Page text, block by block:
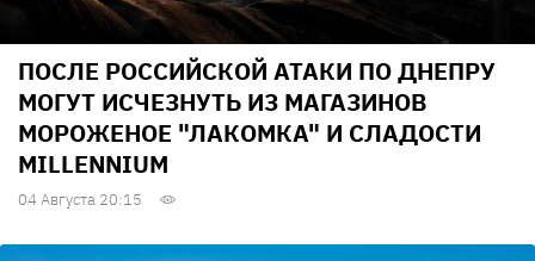
ПОСЛЕ РОССИЙСКОЙ АТАКИ ПО ДНЕПРУ
МОГУТ ИСЧЕЗНУТЬ ИЗ МАГАЗИНОВ
МОРОЖЕНОЕ "ЛАКОМКА" И СЛАДОСТИ
MILLENNIUM
04 Августа 20:15